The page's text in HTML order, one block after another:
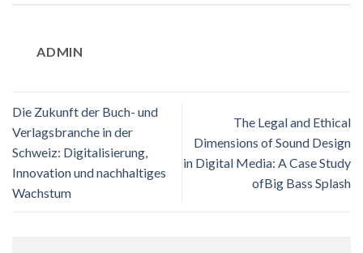
ADMIN
Die Zukunft der Buch- und
Verlagsbranche in der
Schweiz: Digitalisierung,
Innovation und nachhaltiges
Wachstum
The Legal and Ethical
Dimensions of Sound Design
in Digital Media: A Case Study
ofBig Bass Splash